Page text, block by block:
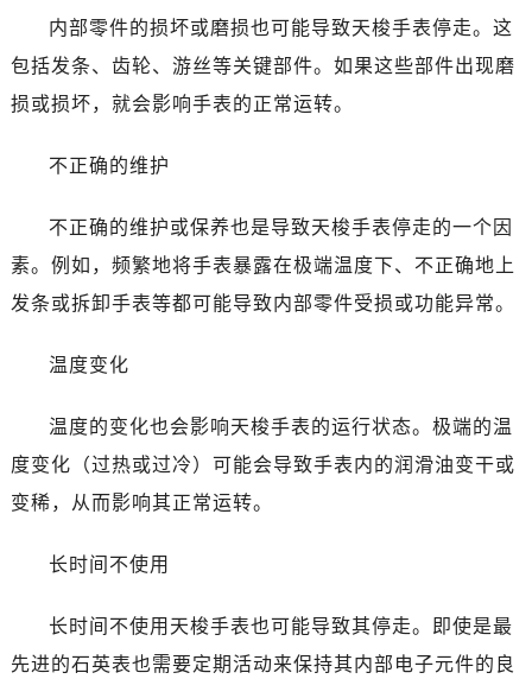
内部零件的损坏或磨损也可能导致天梭手表停走。这
包括发条、齿轮、游丝等关键部件。如果这些部件出现磨
损或损坏，就会影响手表的正常运转。
不正确的维护
不正确的维护或保养也是导致天梭手表停走的一个因
素。例如，频繁地将手表暴露在极端温度下、不正确地上
发条或拆卸手表等都可能导致内部零件受损或功能异常。
温度变化
温度的变化也会影响天梭手表的运行状态。极端的温
度变化（过热或过冷）可能会导致手表内的润滑油变干或
变稀，从而影响其正常运转。
长时间不使用
长时间不使用天梭手表也可能导致其停走。即使是最
先进的石英表也需要定期活动来保持其内部电子元件的良